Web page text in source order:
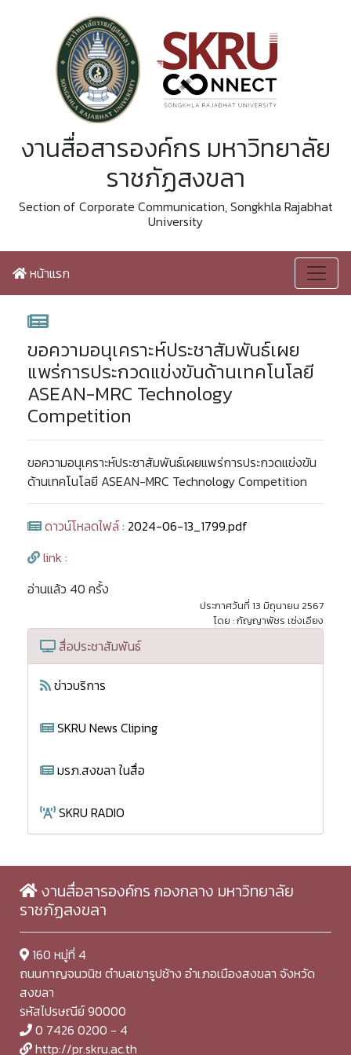
งานสื่อสารองค์กร มหาวิทยาลัย
ราชภัฏสงขลา
Section of Corporate Communication, Songkhla Rajabhat
University
หน้าแรก
ขอความอนุเคราะห์ประชาสัมพันธ์เผย
แพร่การประกวดแข่งขันด้านเทคโนโลยี
ASEAN-MRC Technology
Competition
ขอความอนุเคราะห์ประชาสัมพันธ์เผยแพร่การประกวดแข่งขัน
ด้านเทคโนโลยี ASEAN-MRC Technology Competition
ดาวน์โหลดไฟล์ : 2024-06-13_1799.pdf
link :
อ่านแล้ว 40 ครั้ง
ประกาศวันที่ 13 มิถุนายน 2567
โดย : กัญญาพัชร เซ่งเอียง
สื่อประชาสัมพันธ์
ข่าวบริการ
SKRU News Cliping
มรภ.สงขลา ในสื่อ
SKRU RADIO
งานสื่อสารองค์กร กองกลาง มหาวิทยาลัย
ราชภัฏสงขลา
160 หมู่ที่ 4
ถนนกาญจนวนิช ตำบลเขารูปช้าง อำเภอเมืองสงขลา จังหวัด
สงขลา
รหัสไปรษณีย์ 90000
0 7426 0200 - 4
http://pr.skru.ac.th